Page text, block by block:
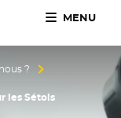
Méditerranée
MENU
?
les Sétois